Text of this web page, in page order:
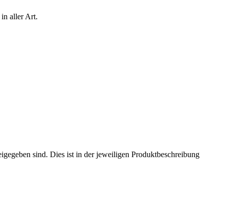
in aller Art.
sind. Dies ist in der jeweiligen Produktbeschreibung